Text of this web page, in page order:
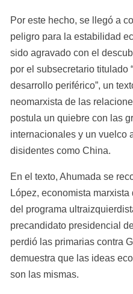
Por este hecho, se llegó a
peligro para la estabilidad
sido agravado con el
por el subsecretario titulado
desarrollo periférico”, un
neomarxista de las
postula un quiebre con las
internacionales y un vuelco
disidentes como China.
En el texto, Ahumada se
López, economista
del programa
precandidato presidencial
perdió las primarias contra
demuestra que las ideas
son las mismas.